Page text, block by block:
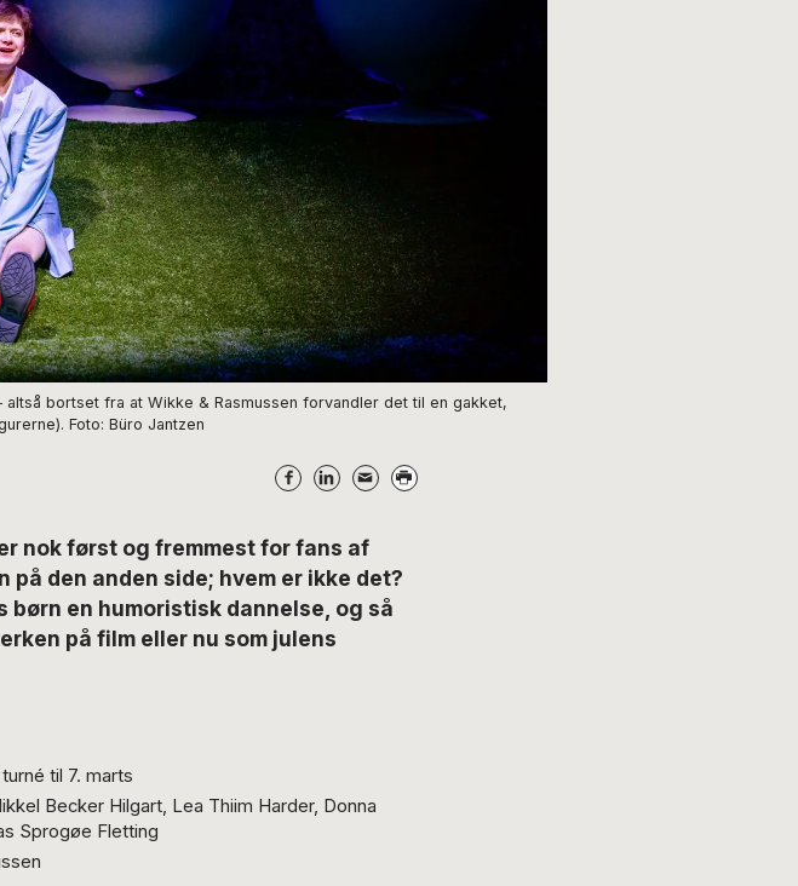
bortset fra at Wikke & Rasmussen forvandler det til en gakket,
Foto: Büro Jantzen
nok først og fremmest for fans af
på den anden side; hvem er ikke det?
en humoristisk dannelse, og så
på film eller nu som julens
til 7. marts
Becker Hilgart, Lea Thiim Harder, Donna
Sprogøe Fletting